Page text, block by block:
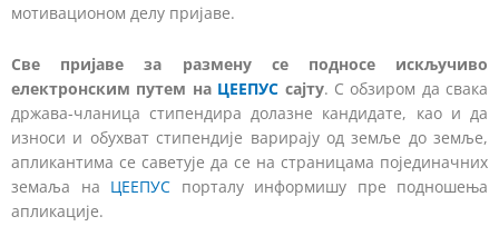
мотивационом делу пријаве.
Све пријаве за размену се подносе искључиво
електронским путем на ЦЕЕПУС сајту. С обзиром да свака
држава-чланица стипендира долазне кандидате, као и да
износи и обухват стипендије варирају од земље до земље,
апликантима се саветује да се на страницама појединачних
земаља на ЦЕЕПУС порталу информишу пре подношења
апликације.